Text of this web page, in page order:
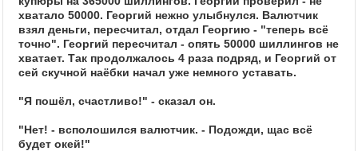
хватало 50000. Георгий нежно улыбнулся. Валютчик
взял деньги, пересчитал, отдал Георгию - "теперь всё
точно". Георгий пересчитал - опять 50000 шиллингов не
хватает. Так продолжалось 4 раза подряд, и Георгий от
сей скучной наёбки начал уже немного уставать.
"Я пошёл, счастливо!" - сказал он.
"Нет! - всполошился валютчик. - Подожди, щас всё
будет окей!"